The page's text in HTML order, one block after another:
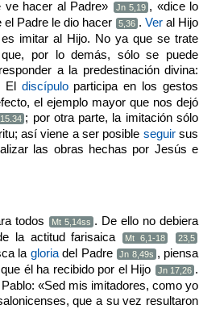
ve hacer al Padre»
Jn 5,19 , «dice lo
el Padre le dio hacer 5,36 . Ver al Hijo
imitar al Hijo. No ya que se trate
por lo demás, sólo se puede
a la predestinación divina:
El discípuloparticipa en los gestos
el ejemplo mayor que nos dejó
; por otra parte, la imitación sólo
así viene a ser posible seguirsus
las obras hechas por Jesús e
todos Mt 5,14ss . De ello no debiera
la actitud farisaica
Mt 6,1-18
23,5
la gloriadel Padre Jn 8,49s , piensa
él ha recibido por el Hijo
Jn 17,26 .
«Sed mis imitadores, como yo
que a su vez resultaron